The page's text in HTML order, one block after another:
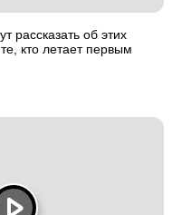
рассказать об этих
кто летает первым